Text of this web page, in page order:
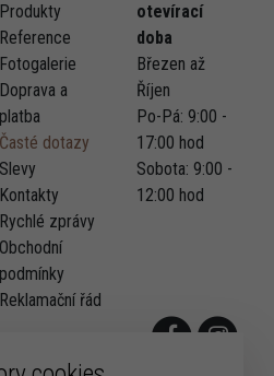
Produkty
Reference
Fotogalerie
Doprava a
platba
Časté dotazy
Slevy
Kontakty
Rychlé zprávy
Obchodní
podmínky
Reklamační řád
otevírací
doba
Březen až
Říjen
Po-Pá: 9:00 -
17:00 hod
Sobota: 9:00 -
12:00 hod